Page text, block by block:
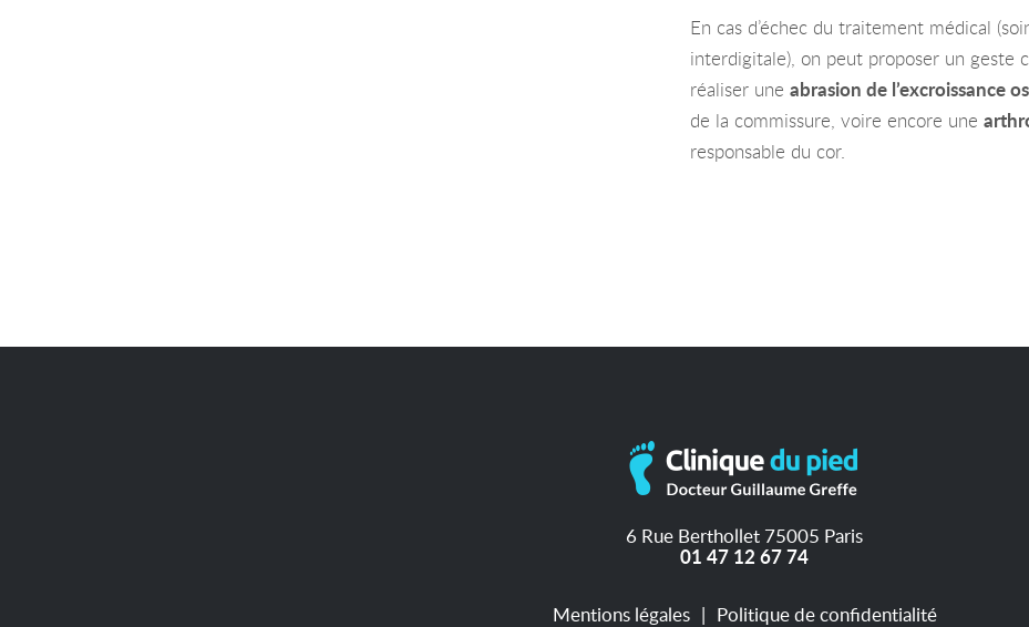
En cas d’échec du traitement médical
interdigitale), on peut proposer un geste
réaliser uneabrasion de l’excroissance
de la commissure, voire encore une
responsable du cor.
6 Rue Berthollet 75005 Paris
01 47 12 67 74
Mentions légales Politique de confidentialité